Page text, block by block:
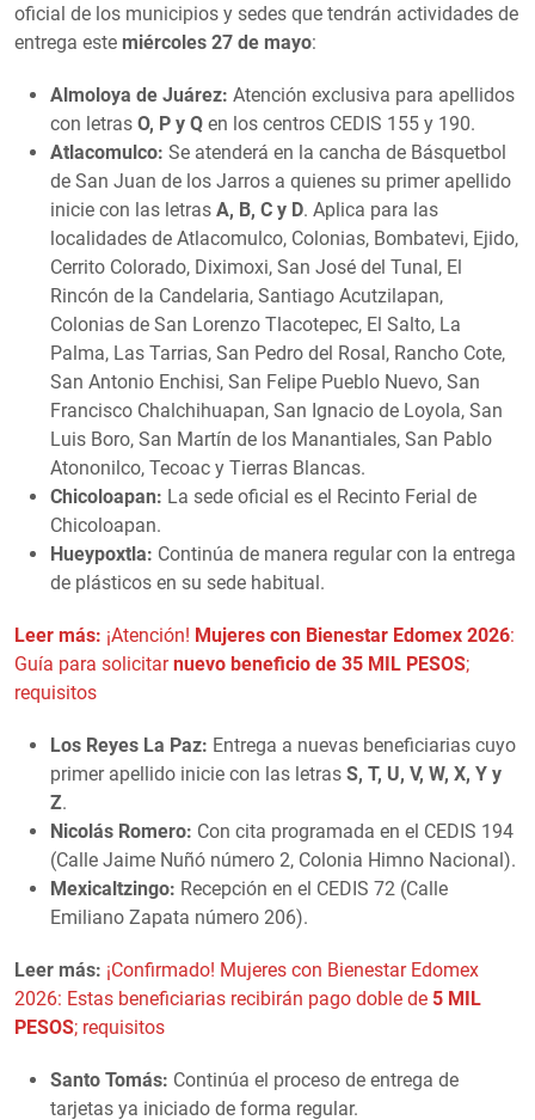
oficial de los municipios y sedes que tendrán actividades de
entrega este miércoles 27 de mayo:
Almoloya de Juárez: Atención exclusiva para apellidos
con letras O, P y Q en los centros CEDIS 155 y 190.
Atlacomulco: Se atenderá en la cancha de Básquetbol
de San Juan de los Jarros a quienes su primer apellido
inicie con las letras A, B, C y D. Aplica para las
localidades de Atlacomulco, Colonias, Bombatevi, Ejido,
Cerrito Colorado, Diximoxi, San José del Tunal, El
Rincón de la Candelaria, Santiago Acutzilapan,
Colonias de San Lorenzo Tlacotepec, El Salto, La
Palma, Las Tarrias, San Pedro del Rosal, Rancho Cote,
San Antonio Enchisi, San Felipe Pueblo Nuevo, San
Francisco Chalchihuapan, San Ignacio de Loyola, San
Luis Boro, San Martín de los Manantiales, San Pablo
Atononilco, Tecoac y Tierras Blancas.
Chicoloapan: La sede oficial es el Recinto Ferial de
Chicoloapan.
Hueypoxtla: Continúa de manera regular con la entrega
de plásticos en su sede habitual.
Leer más: ¡Atención! Mujeres con Bienestar Edomex 2026:
Guía para solicitarnuevo beneficio de 35 MIL PESOS;
requisitos
Los Reyes La Paz: Entrega a nuevas beneficiarias cuyo
primer apellido inicie con las letras S, T, U, V, W, X, Y y
Z.
Nicolás Romero: Con cita programada en el CEDIS 194
(Calle Jaime Nuñó número 2, Colonia Himno Nacional).
Mexicaltzingo: Recepción en el CEDIS 72 (Calle
Emiliano Zapata número 206).
Leer más: ¡Confirmado! Mujeres con Bienestar Edomex
2026: Estas beneficiarias recibirán pago doble de 5 MIL
PESOS; requisitos
Santo Tomás: Continúa el proceso de entrega de
tarjetas ya iniciado de forma regular.